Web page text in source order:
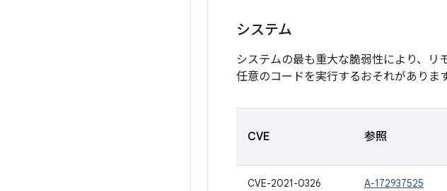
システム
システムの最も重大な脆弱性により、
任意のコードを実行するおそれがあります
CVE 参照
CVE-2021-0326 A-172937525